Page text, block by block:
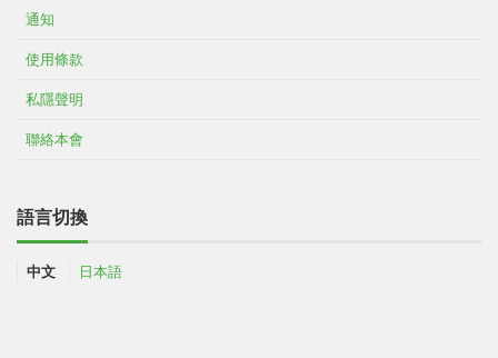
通知
使用條款
私隱聲明
聯絡本會
語言切換
中文 日本語